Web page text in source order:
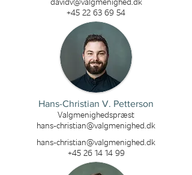
+45 22 63 69 54
Hans-Christian V. Petterson
Valgmenighedspræst
hans-christian@valgmenighed.dk
hans-christian@valgmenighed.dk
+45 26 14 14 99